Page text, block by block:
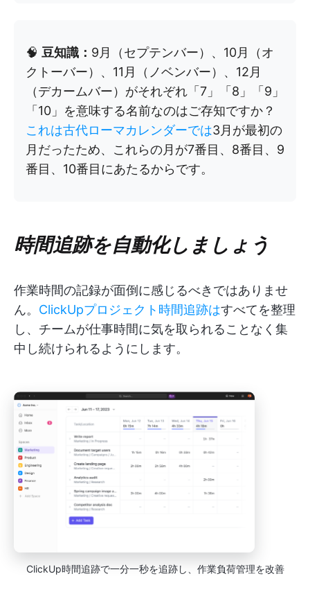
🧠 豆知識： 9月（セプテンバー）、10月（オ
クトーバー）、11月（ノベンバー）、12月
（デカームバー）がそれぞれ「7」「8」「9」
「10」を意味する名前なのはご存知ですか？
これは古代ローマカレンダーでは3月が最初の
月だったため、これらの月が7番目、8番目、9
番目、10番目にあたるからです。
時間追跡を自動化しましょう
作業時間の記録が面倒に感じるべきではありませ
ん。 ClickUpプロジェクト時間追跡はすべてを整理
し、チームが仕事時間に気を取られることなく集
中し続けられるようにします。
ClickUp時間追跡で一分一秒を追跡し、作業負荷管理を改善